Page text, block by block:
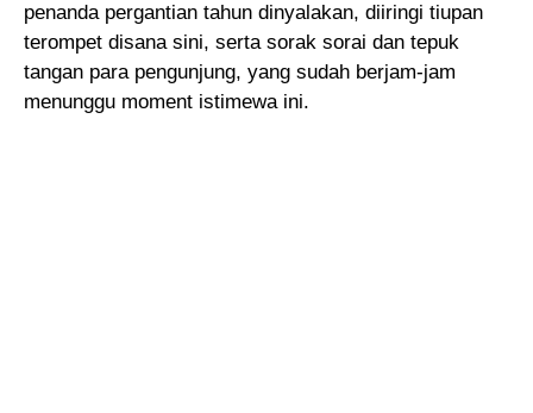
penanda pergantian tahun dinyalakan, diiringi tiupan
terompet disana sini, serta sorak sorai dan tepuk
tangan para pengunjung, yang sudah berjam-jam
menunggu moment istimewa ini.